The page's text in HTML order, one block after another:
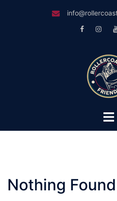
Facebook
Nothing Found